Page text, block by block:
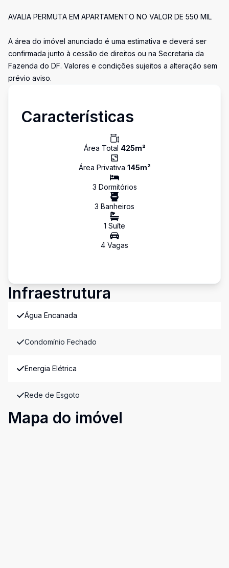
AVALIA PERMUTA EM APARTAMENTO NO VALOR DE 550 MIL
A área do imóvel anunciado é uma estimativa e deverá ser
confirmada junto à cessão de direitos ou na Secretaria da
Fazenda do DF. Valores e condições sujeitos a alteração sem
prévio aviso.
Características
Área Total 425m²
Área Privativa 145m²
3 Dormitórios
3 Banheiros
1 Suíte
4 Vagas
Infraestrutura
Água Encanada
Condomínio Fechado
Energia Elétrica
Rede de Esgoto
Mapa do imóvel